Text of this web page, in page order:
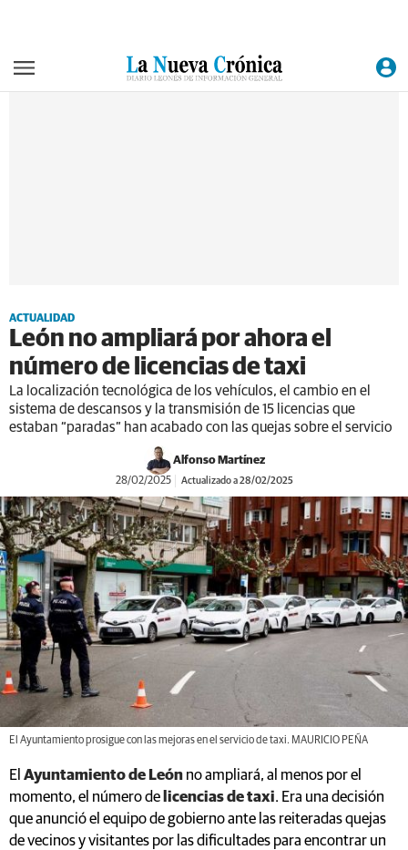
ACTUALIDAD
León no ampliará por ahora el
número de licencias de taxi
La localización tecnológica de los vehículos, el cambio en el
sistema de descansos y la transmisión de 15 licencias que
estaban “paradas” han acabado con las quejas sobre el servicio
Alfonso Martínez
28/02/2025 Actualizado a 28/02/2025
El Ayuntamiento prosigue con las mejoras en el servicio de taxi. MAURICIO PEÑA
El Ayuntamiento de León no ampliará, al menos por el
momento, el número de licencias de taxi. Era una decisión
que anunció el equipo de gobierno ante las reiteradas quejas
de vecinos y visitantes por las dificultades para encontrar un